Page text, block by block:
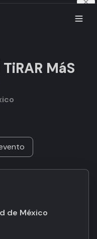
MáS
de México